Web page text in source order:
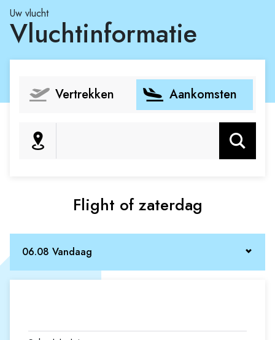
Uw vlucht
Vluchtinformatie
Vertrekken Aankomsten
Zoeken
Flight of zaterdag
06.08 Vandaag